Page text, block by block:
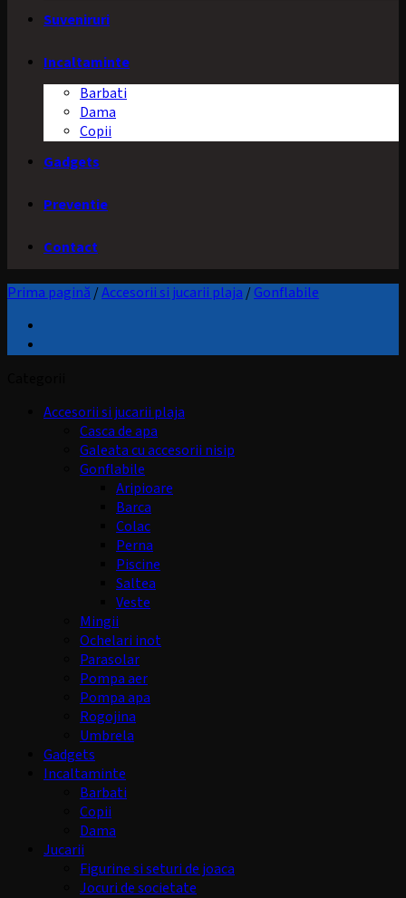
Suveniruri
Incaltaminte
Barbati
Dama
Copii
Gadgets
Preventie
Contact
Prima pagină /Accesorii si jucarii plaja /Gonflabile
Accesorii si jucarii plaja
Casca de apa
Galeata cu accesorii nisip
Gonflabile
Aripioare
Barca
Colac
Perna
Piscine
Saltea
Veste
Mingii
Ochelari inot
Parasolar
Pompa aer
Pompa apa
Rogojina
Umbrela
Gadgets
Incaltaminte
Barbati
Copii
Dama
Jucarii
Figurine si seturi de joaca
Jocuri de societate